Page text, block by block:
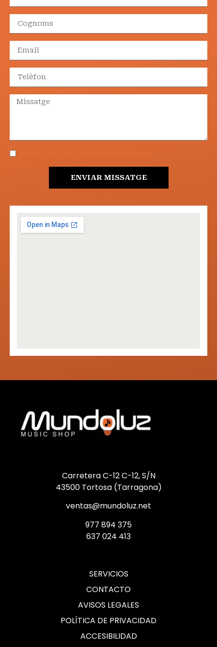
ENVIAR MISSATGE
Carretera C-12 C-12, S/N
43500 Tortosa (Tarragona)
ventas@mundoluz.net
977 894 375
637 024 413
SERVICIOS
CONTACTO
AVISOS LEGALES
POLÍTICA DE PRIVACIDAD
ACCESIBILIDAD